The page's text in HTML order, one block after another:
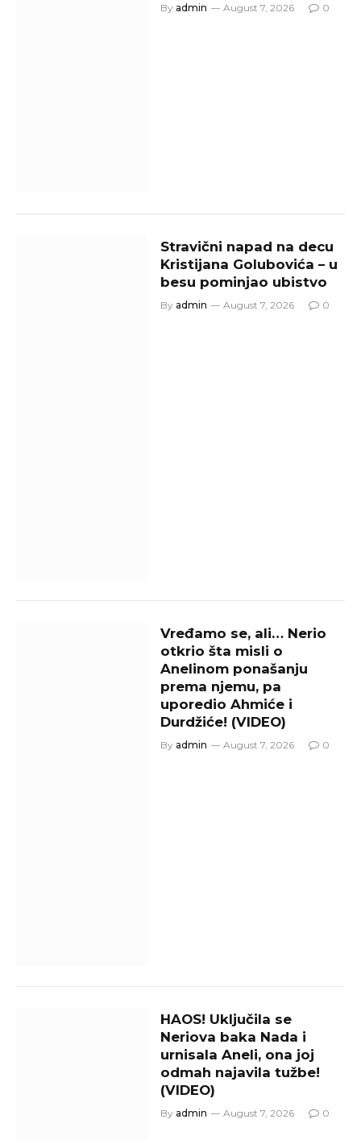
By admin August 7, 2026 0
Stravični napad na decu
Kristijana Golubovića – u
besu pominjao ubistvo
By admin August 7, 2026 0
Vređamo se, ali… Nerio
otkrio šta misli o
Anelinom ponašanju
prema njemu, pa
uporedio Ahmiće i
Durdžiće! (VIDEO)
By admin August 7, 2026 0
HAOS! Uključila se
Neriova baka Nada i
urnisala Aneli, ona joj
odmah najavila tužbe!
(VIDEO)
By admin August 7, 2026 0